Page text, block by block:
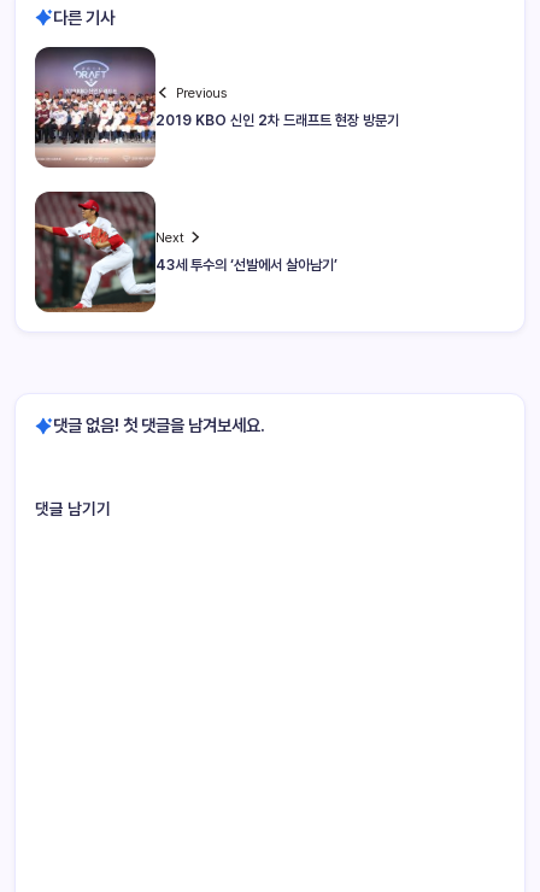
다른 기사
Previous
2019 KBO 신인 2차 드래프트 현장 방문기
Next
43세 투수의 ‘선발에서 살아남기’
댓글 없음! 첫 댓글을 남겨보세요.
댓글 남기기